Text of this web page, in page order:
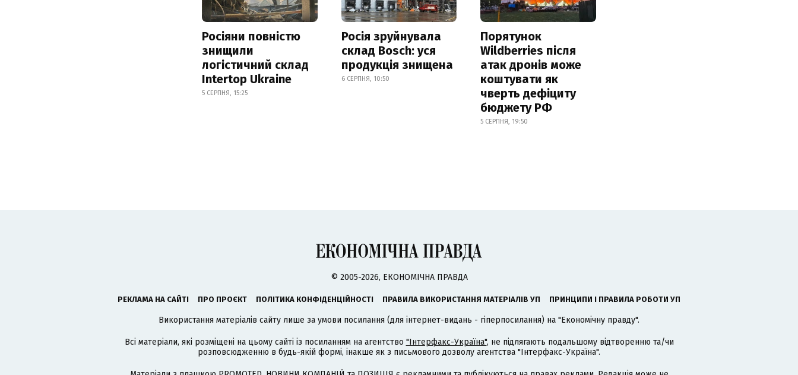
Росіяни повністю
знищили
логістичний склад
Intertop Ukraine
5 СЕРПНЯ, 15:25
Росія зруйнувала
склад Bosch: уся
продукція знищена
6 СЕРПНЯ, 10:50
Порятунок
Wildberries після
атак дронів може
коштувати як
чверть дефіциту
бюджету РФ
5 СЕРПНЯ, 19:50
© 2005-2026, ЕКОНОМІЧНА ПРАВДА
РЕКЛАМА НА САЙТІ ПРО ПРОЄКТ ПОЛІТИКА КОНФІДЕНЦІЙНОСТІ ПРАВИЛА ВИКОРИСТАННЯ МАТЕРІАЛІВ УП ПРИНЦИПИ І ПРАВИЛА РОБОТИ УП
Використання матеріалів сайту лише за умови посилання (для інтернет-видань - гіперпосилання) на "Економічну правду".
Всі матеріали, які розміщені на цьому сайті із посиланням на агентство "Інтерфакс-Україна", не підлягають подальшому відтворенню та/чи
розповсюдженню в будь-якій формі, інакше як з письмового дозволу агентства "Інтерфакс-Україна".